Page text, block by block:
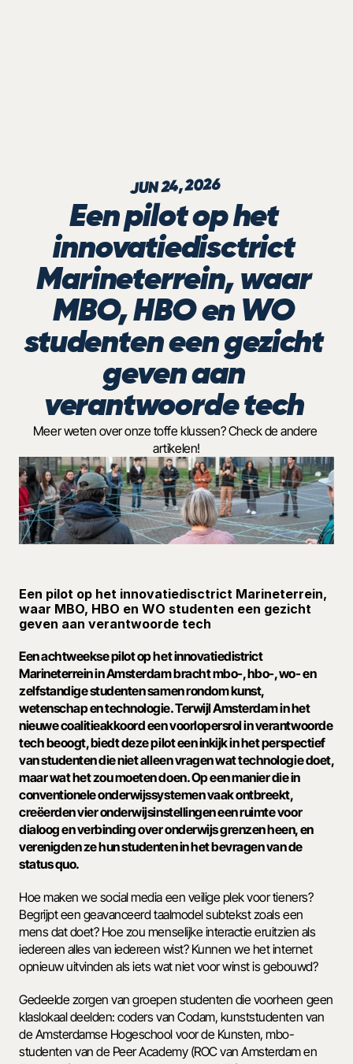
JUN 24, 2026
Een pilot op het
innovatiedisctrict
Marineterrein, waar
MBO, HBO en WO
studenten een gezicht
geven aan
verantwoorde tech
Meer weten over onze toffe klussen? Check de andere
artikelen!
Een pilot op het innovatiedisctrict Marineterrein,
waar MBO, HBO en WO studenten een gezicht
geven aan verantwoorde tech
Een achtweekse pilot op het innovatiedistrict
Marineterrein in Amsterdam bracht mbo-, hbo-, wo- en
zelfstandige studenten samen rondom kunst,
wetenschap en technologie. Terwijl Amsterdam in het
nieuwe coalitieakkoord een voorlopersrol in verantwoorde
tech beoogt, biedt deze pilot een inkijk in het perspectief
van studenten die niet alleen vragen wat technologie doet,
maar wat het zou moeten doen. Op een manier die in
conventionele onderwijssystemen vaak ontbreekt,
creëerden vier onderwijsinstellingen een ruimte voor
dialoog en verbinding over onderwijs grenzen heen, en
verenigden ze hun studenten in het bevragen van de
status quo.
Hoe maken we social media een veilige plek voor tieners?
Begrijpt een geavanceerd taalmodel subtekst zoals een
mens dat doet? Hoe zou menselijke interactie eruitzien als
iedereen alles van iedereen wist? Kunnen we het internet
opnieuw uitvinden als iets wat niet voor winst is gebouwd?
Gedeelde zorgen van groepen studenten die voorheen geen
klaslokaal deelden: coders van Codam, kunststudenten van
de Amsterdamse Hogeschool voor de Kunsten, mbo-
studenten van de Peer Academy (ROC van Amsterdam en